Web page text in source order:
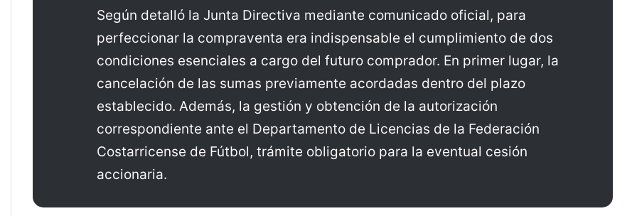
Según detalló la Junta Directiva mediante comunicado oficial, para
perfeccionar la compraventa era indispensable el cumplimiento de dos
condiciones esenciales a cargo del futuro comprador. En primer lugar, la
cancelación de las sumas previamente acordadas dentro del plazo
establecido. Además, la gestión y obtención de la autorización
correspondiente ante el Departamento de Licencias de la Federación
Costarricense de Fútbol, trámite obligatorio para la eventual cesión
accionaria.